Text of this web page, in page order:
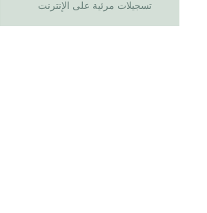
تسجيلات مرئية على الإنترنت